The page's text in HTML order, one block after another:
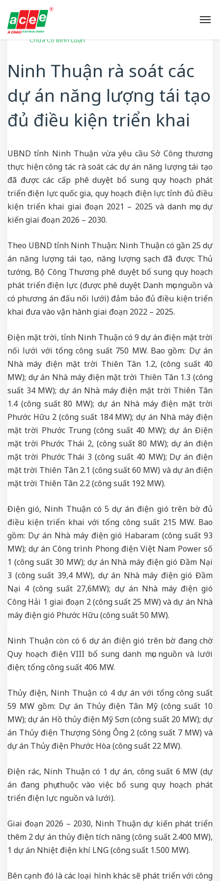
Tin Tức Ngành
Chưa Có Bình Luận
Ninh Thuận rà soát các
dự án năng lượng tái tạo
đủ điều kiện triển khai
UBND tỉnh Ninh Thuận vừa yêu cầu Sở Công thương
thực hiện công tác rà soát các dự án năng lượng tái tạo
đã được các cấp phê duyệt bổ sung quy hoạch phát
triển điện lực quốc gia, quy hoạch điện lực tỉnh đủ điều
kiện triển khai giai đoạn 2021 – 2025 và danh mục dự
kiến giai đoạn 2026 – 2030.
Theo UBND tỉnh Ninh Thuận: Ninh Thuận có gần 25 dự
án năng lượng tái tạo, năng lượng sạch đã được Thủ
tướng, Bộ Công Thương phê duyệt bổ sung quy hoạch
phát triển điện lực (được phê duyệt Danh mục nguồn và
có phương án đấu nối lưới) đảm bảo đủ điều kiện triển
khai đưa vào vận hành giai đoạn 2022 – 2025.
Điện mặt trời, tỉnh Ninh Thuận có 9 dự án điện mặt trời
nối lưới với tổng công suất 750 MW. Bao gồm: Dự án
Nhà máy điện mặt trời Thiên Tân 1.2, (công suất 40
MW); dự án Nhà máy điện mặt trời Thiên Tân 1.3 (công
suất 34 MW); dự án Nhà máy điện mặt trời Thiên Tân
1.4 (công suất 80 MW); dự án Nhà máy điện mặt trời
Phước Hữu 2 (công suất 184 MW); dự án Nhà máy điện
mặt trời Phước Trung (công suất 40 MW); dự án Điện
mặt trời Phước Thái 2, (công suất 80 MW); dự án điện
mặt trời Phước Thái 3 (công suất 40 MW); Dự án điện
mặt trời Thiên Tân 2.1 (công suất 60 MW) và dự án điện
mặt trời Thiên Tân 2.2 (công suất 192 MW).
Điện gió, Ninh Thuận có 5 dự án điện gió trên bờ đủ
điều kiện triển khai với tổng công suất 215 MW. Bao
gồm: Dự án Nhà máy điện gió Habaram (công suất 93
MW); dự án Công trình Phong điện Việt Nam Power số
1 (công suất 30 MW); dự án Nhà máy điện gió Đầm Nại
3 (công suất 39,4 MW), dự án Nhà máy điện gió Đầm
Nại 4 (công suất 27,6MW); dự án Nhà máy điện gió
Công Hải 1 giai đoạn 2 (công suất 25 MW) và dự án Nhà
máy điện gió Phước Hữu (công suất 50 MW).
Ninh Thuận còn có 6 dự án điện gió trên bờ đang chờ
Quy hoạch điện VIII bổ sung danh mục nguồn và lưới
điện; tổng công suất 406 MW.
Thủy điện, Ninh Thuận có 4 dự án với tổng công suất
59 MW gồm: Dự án Thủy điện Tân Mỹ (công suất 10
MW); dự án Hồ thủy điện Mỹ Sơn (công suất 20 MW); dự
án Thủy điện Thượng Sông Ông 2 (công suất 7 MW) và
dự án Thủy điện Phước Hòa (công suất 22 MW).
Điện rác, Ninh Thuận có 1 dự án, công suất 6 MW (dự
án đang phụ thuộc vào việc bổ sung quy hoạch phát
triển điện lực nguồn và lưới).
Giai đoạn 2026 – 2030, Ninh Thuận dự kiến phát triển
thêm 2 dự án thủy điện tích năng (công suất 2.400 MW),
1 dự án Nhiệt điện khí LNG (công suất 1.500 MW).
Bên cạnh đó là các loại hình khác sẽ phát triển với công